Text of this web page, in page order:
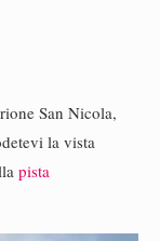
San Nicola,
la vista
pista